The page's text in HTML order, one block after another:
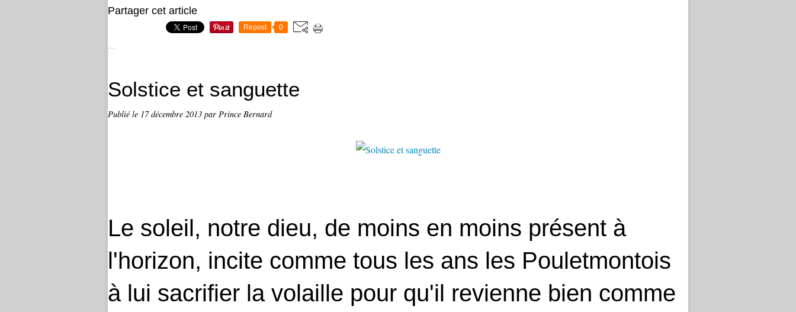
Partager cet article
Repost 0
…
Solstice et sanguette
Publié le 17 décembre 2013 par Prince Bernard
Le soleil, notre dieu, de moins en moins présent à
l'horizon, incite comme tous les ans les Pouletmontois
à lui sacrifier la volaille pour qu'il revienne bien comme